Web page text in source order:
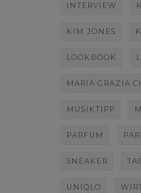
INTERVIEW
KIM JONES
LOOKBOOK
MARIA GRAZIA
MUSIKTIPP
PARFUM
SNEAKER
UNIQLO